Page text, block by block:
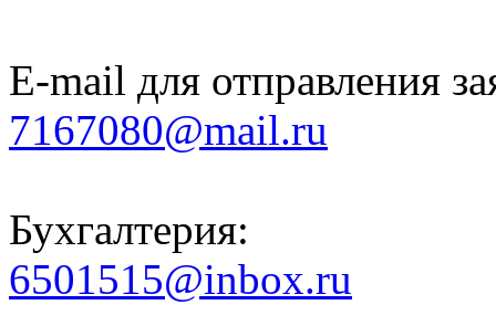
E-mail для отправления
7167080@mail.ru
Бухгалтерия:
6501515@inbox.ru